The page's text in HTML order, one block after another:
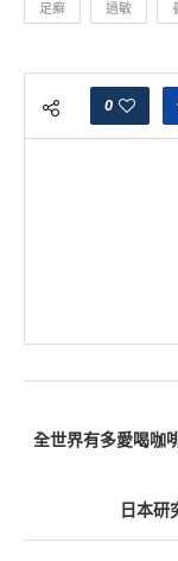
足癬 過敏
0
全世界有多愛喝咖
日本研